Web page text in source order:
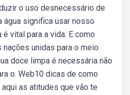
o uso desnecessário de
água significa usar nosso
vital para a vida. E como
unidas para o meio
doce limpa é necessária não
o. Web10 dicas de como
as atitudes que vão te